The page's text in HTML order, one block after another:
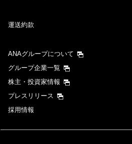
運送約款
ANAグループについて
グループ企業一覧
株主・投資家情報
プレスリリース
採用情報